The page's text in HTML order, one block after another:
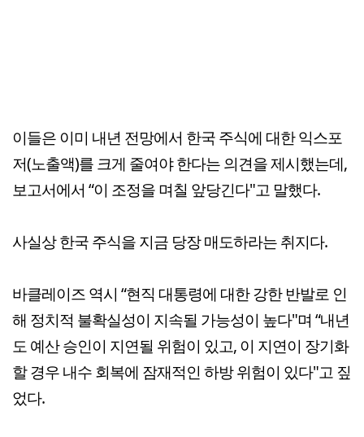
이들은 이미 내년 전망에서 한국 주식에 대한 익스포
저(노출액)를 크게 줄여야 한다는 의견을 제시했는데,
보고서에서 “이 조정을 며칠 앞당긴다"고 말했다.
사실상 한국 주식을 지금 당장 매도하라는 취지다.
바클레이즈 역시 “현직 대통령에 대한 강한 반발로 인
해 정치적 불확실성이 지속될 가능성이 높다"며 “내년
도 예산 승인이 지연될 위험이 있고, 이 지연이 장기화
할 경우 내수 회복에 잠재적인 하방 위험이 있다"고 짚
었다.